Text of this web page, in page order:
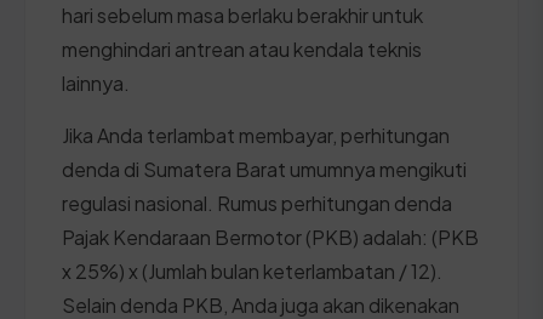
hari sebelum masa berlaku berakhir untuk
menghindari antrean atau kendala teknis
lainnya.
Jika Anda terlambat membayar, perhitungan
denda di Sumatera Barat umumnya mengikuti
regulasi nasional. Rumus perhitungan denda
Pajak Kendaraan Bermotor (PKB) adalah: (PKB
x 25%) x (Jumlah bulan keterlambatan / 12).
Selain denda PKB, Anda juga akan dikenakan